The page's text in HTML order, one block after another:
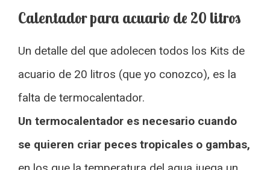
Calentador para acuario de 20 litros
Un detalle del que adolecen todos los Kits de
acuario de 20 litros (que yo conozco), es la
falta de termocalentador.
Un termocalentador es necesario cuando
se quieren criar peces tropicales o gambas,